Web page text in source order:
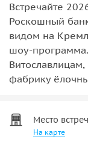
Встречайте
Роскошный
видом на
шоу-
фабрику
Место
На карте